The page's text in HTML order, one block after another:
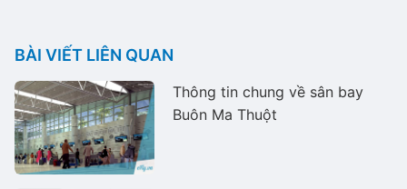
BÀI VIẾT LIÊN QUAN
Thông tin chung về sân bay
Buôn Ma Thuột